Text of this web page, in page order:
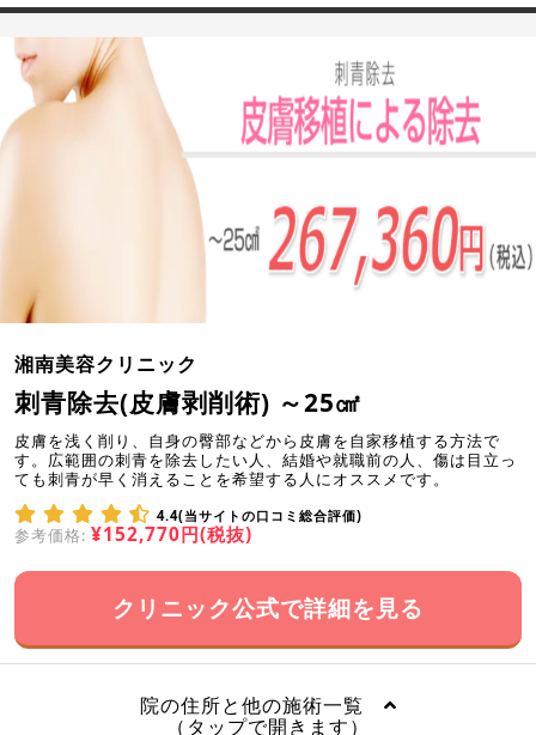
湘南美容クリニック
刺青除去(皮膚剥削術) ～25㎠
皮膚を浅く削り、自身の臀部などから皮膚を自家移植する方法で
す。広範囲の刺青を除去したい人、結婚や就職前の人、傷は目立っ
ても刺青が早く消えることを希望する人にオススメです。
4.4(当サイトの口コミ総合評価)
参考価格: ¥152,770円(税抜)
クリニック公式で詳細を見る
院の住所と他の施術一覧
（タップで開きます）